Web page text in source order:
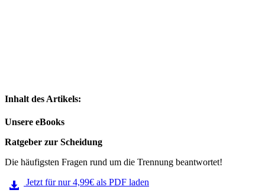
Inhalt des Artikels:
Unsere eBooks
Ratgeber zur Scheidung
Die häufigsten Fragen rund um die Trennung beantwortet!
Jetzt für nur 4,99€ als PDF laden